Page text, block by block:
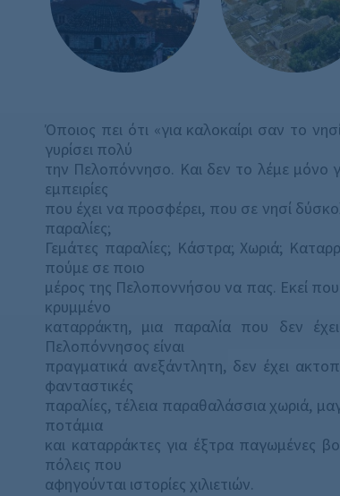
Όποιος πει ότι «για καλοκαίρι σαν το
γυρίσει πολύ
την Πελοπόννησο. Και δεν το λέμε μόνο
εμπειρίες
που έχει να προσφέρει, που σε νησί
παραλίες;
Γεμάτες παραλίες; Κάστρα; Χωριά;
πούμε σε ποιο
μέρος της Πελοποννήσου να πας. Εκεί που
κρυμμένο
καταρράκτη, μια παραλία που δεν
Πελοπόννησος είναι
πραγματικά ανεξάντλητη, δεν έχει
φανταστικές
παραλίες, τέλεια παραθαλάσσια χωριά,
ποτάμια
και καταρράκτες για έξτρα παγωμένες
πόλεις που
αφηγούνται ιστορίες χιλιετιών.